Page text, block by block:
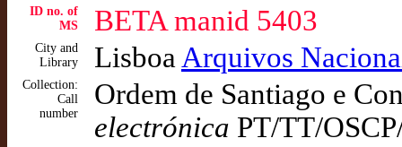
ID no. of
MS
BETA manid 5403
City and
Library
Lisboa Arquivos
Collection:
Call
number
Ordem de Santiago e
electrónica PT/TT/